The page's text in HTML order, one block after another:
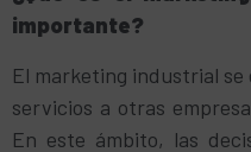
importante?
El marketing industrial
servicios a otras
En este ámbito, las